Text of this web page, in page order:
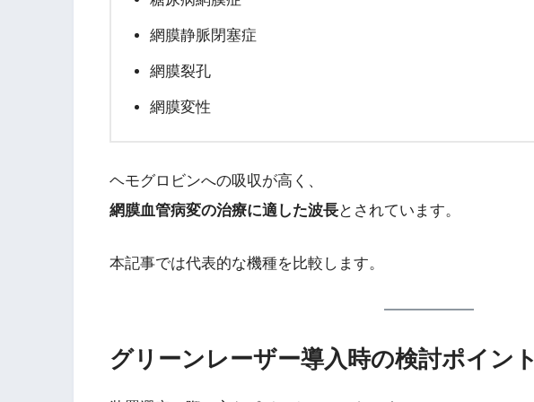
網膜静脈閉塞症
網膜裂孔
網膜変性
ヘモグロビンへの吸収が高く、
網膜血管病変の治療に適した波長とされています。
本記事では代表的な機種を比較します。
グリーンレーザー導入時の検討ポイント